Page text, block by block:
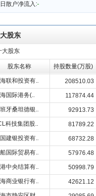
散户净流入:-
股东
大股东
股东名称 持股数量(万股)
联和投资有..
208510.03
国际港务(..
117874.44
牙桑坦德银..
92913.73
科技集团股..
81789.22
建银投资有..
68732.28
国际贸易有..
57976.48
中央结算有..
50998.79
商业银行有..
42621.12